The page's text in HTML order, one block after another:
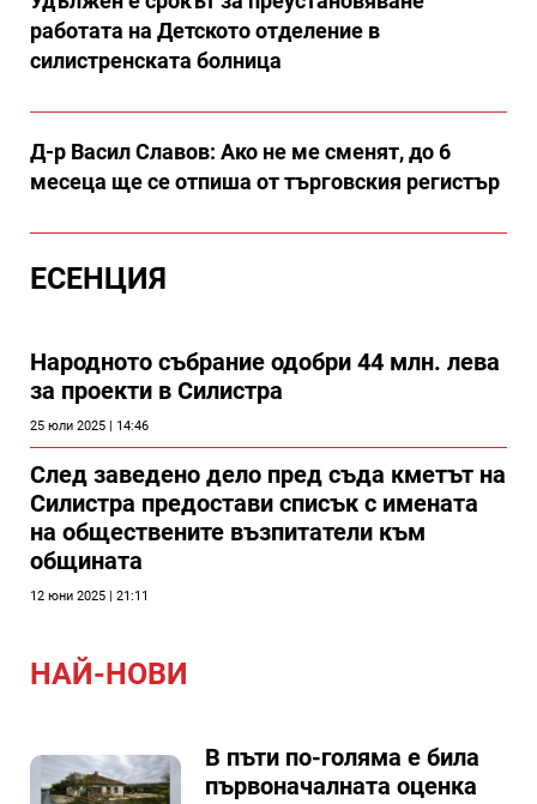
работата на Детското отделение в
силистренската болница
Д-р Васил Славов: Ако не ме сменят, до 6
месеца ще се отпиша от търговския регистър
ЕСЕНЦИЯ
Народното събрание одобри 44 млн. лева
за проекти в Силистра
25 юли 2025 | 14:46
След заведено дело пред съда кметът на
Силистра предостави списък с имената
на обществените възпитатели към
общината
12 юни 2025 | 21:11
НАЙ-НОВИ
В пъти по-голяма е била
първоначалната оценка